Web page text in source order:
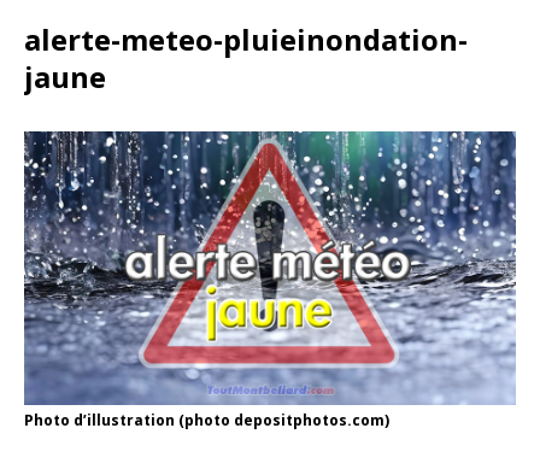
alerte-meteo-pluieinondation-
jaune
Photo d’illustration (photo depositphotos.com)